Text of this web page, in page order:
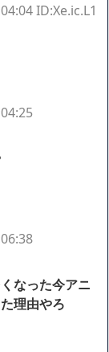
ID:Xe.ic.L1
なった今アニ
理由やろ